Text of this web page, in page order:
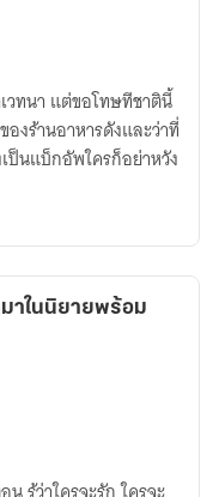
วทนา แต่ขอโทษทีชาตินี้
งร้านอาหารดังและว่าที่
ป็นแบ็กอัพใครก็อย่าหวัง
มาในนิยายพร้อม